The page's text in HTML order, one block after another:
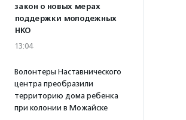
закон о новых мерах
поддержки молодежных
НКО
13:04
Волонтеры Наставнического
центра преобразили
территорию дома ребенка
при колонии в Можайске